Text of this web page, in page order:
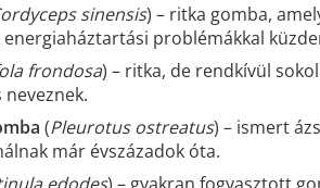
sinensis) – ritka gomba,
energiaháztartási problémákkal
frondosa) – ritka, de rendkívül
(Pleurotus ostreatus) – ismert
már évszázadok óta.